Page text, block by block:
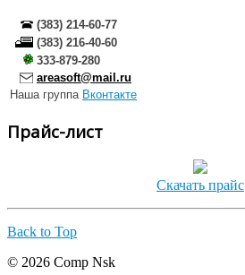
(383) 214-60-77
(383) 216-40-60
333-879-280
areasoft@mail.ru
Наша группа Вконтакте
Прайс-лист
Скачать прайс
Back to Top
© 2026 Comp Nsk